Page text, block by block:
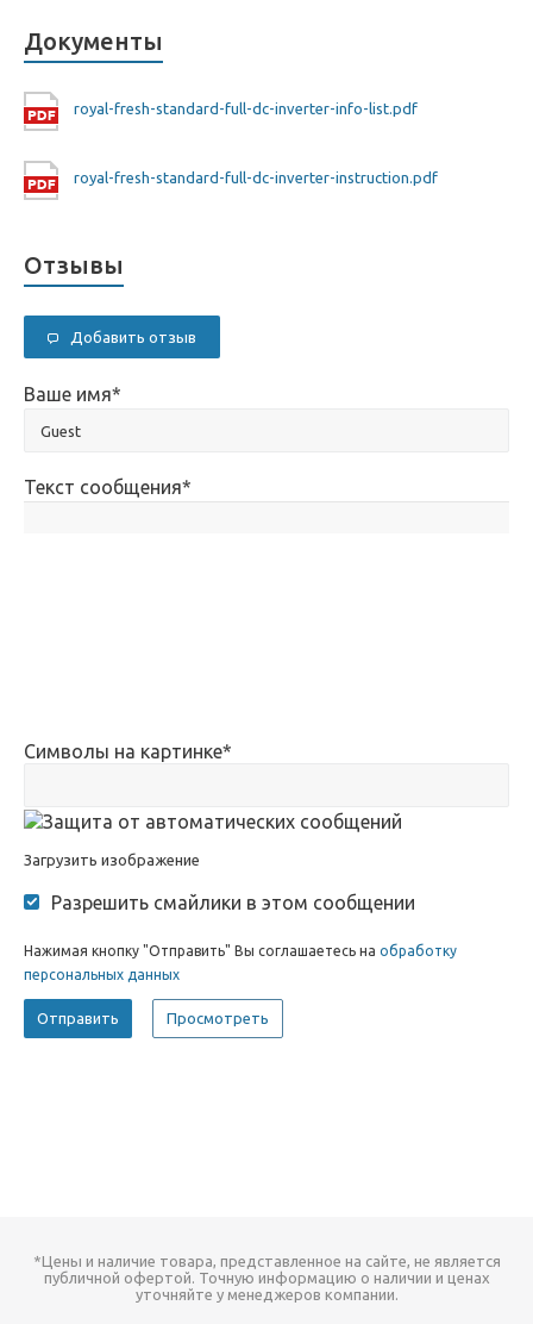
Документы
royal-fresh-standard-full-dc-inverter-info-list.pdf
royal-fresh-standard-full-dc-inverter-instruction.pdf
Отзывы
Добавить отзыв
Ваше имя*
Текст сообщения*
Символы на картинке*
Загрузить изображение
Разрешить смайлики в этом сообщении
Нажимая кнопку "Отправить" Вы соглашаетесь на обработку
персональных данных
*Цены и наличие товара, представленное на сайте, не является
публичной офертой. Точную информацию о наличии и ценах
уточняйте у менеджеров компании.